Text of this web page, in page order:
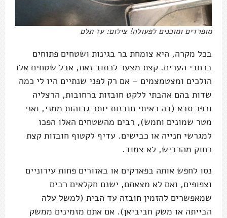
מופרדים ומוכנים לפעולה! צילום: עז תלם
בכל מקרה, היא צומחת בר בגינות ושטחים פתוחים
ברחבי הערים. קצת מצער לכתוב זאת, אבל שטחים אלו
הולכים ומצטמצמים – אם רק לפני שנתיים היו לי כמה
שדות בהם אהבתי ללקט חובזות ברחובות, הרצליה
וכפר סבא (בה ראיתי חובזות יותר גבוהות ממני, ואני
מטר שמונים וחמש), רבים מהשטחים האלו הפכו
למגרשי חנייה או כבישים. עדיף לקטוף חובזות קצת
רחוק מהכביש, לא צמוד.
נסו לחפש אותה בפארקים או באזורים פחות עירוניים
וצפופים, ואם לא מצאתם, ישנם חקלאים רבים
שמאפשרים להזמין חובזה עד הבית (למשל עלה
הבייתה או משק חביביאן). אם אתם מזמינים ממשק